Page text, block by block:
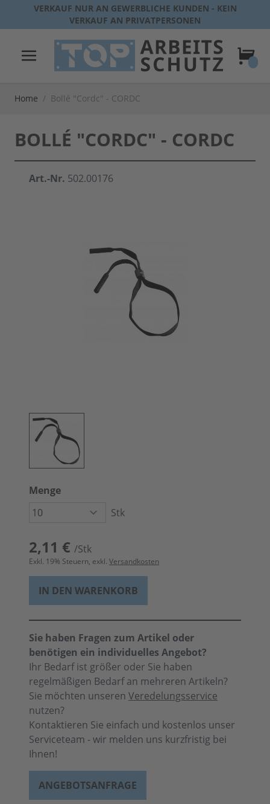
Direkt zum Inhalt
VERKAUF NUR AN GEWERBLICHE KUNDEN - KEIN
VERKAUF AN PRIVATPERSONEN
Home / Bollé "Cordc" - CORDC
BOLLÉ "CORDC" - CORDC
Art.-Nr. 502.00176
Menge
Stk
2,11 € /Stk
Exkl. 19% Steuern, exkl. Versandkosten
IN DEN WARENKORB
Sie haben Fragen zum Artikel oder
benötigen ein individuelles Angebot?
Ihr Bedarf ist größer oder Sie haben
regelmäßigen Bedarf an mehreren Artikeln?
Sie möchten unseren Veredelungsservice
nutzen?
Kontaktieren Sie einfach und kostenlos unser
Serviceteam - wir melden uns kurzfristig bei
Ihnen!
ANGEBOTSANFRAGE